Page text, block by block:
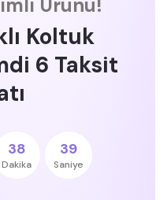
Ürünü!
Koltuk
6 Taksit
38
Dakika
38
Saniye